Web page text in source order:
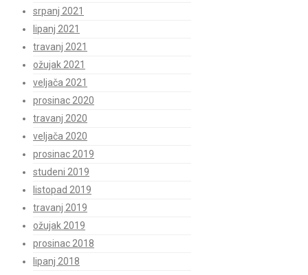
srpanj 2021
lipanj 2021
travanj 2021
ožujak 2021
veljača 2021
prosinac 2020
travanj 2020
veljača 2020
prosinac 2019
studeni 2019
listopad 2019
travanj 2019
ožujak 2019
prosinac 2018
lipanj 2018